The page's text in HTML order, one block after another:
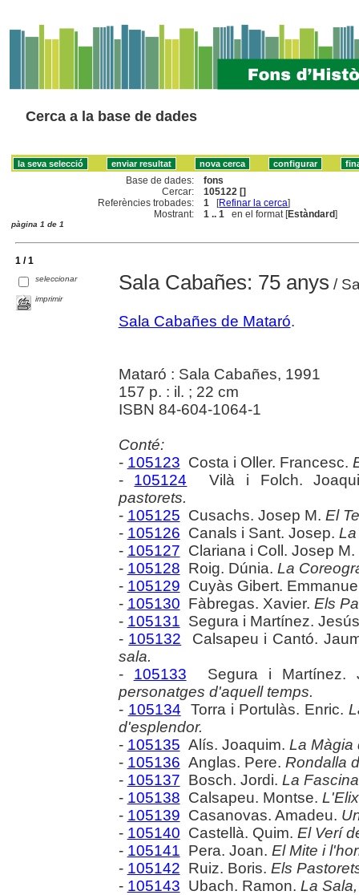
Cerca a la base de dades
Base de dades:
fons
Cercar:
105122 []
Referències trobades:
1 [Refinar la cerca]
Mostrant:
1 .. 1 en el format [Estàndard]
pàgina 1 de 1
1 / 1
seleccionar
imprimir
Sala Cabañes: 75 anys /
Sala Cabañes de Mataró.
Mataró : Sala Cabañes, 1991
157 p. : il. ; 22 cm
ISBN 84-604-1064-1
Conté:
- 105123 Costa i Oller. Francesc.
- 105124 Vilà i Folch.
pastorets.
- 105125 Cusachs. Josep M. El
- 105126 Canals i Sant. Josep.
- 105127 Clariana i Coll. Josep M.
- 105128 Roig. Dúnia. La
- 105129 Cuyàs Gibert.
- 105130 Fàbregas. Xavier. Els
- 105131 Segura i Martínez.
- 105132 Calsapeu i Cantó.
sala.
- 105133 Segura i Martínez.
personatges d'aquell temps.
- 105134 Torra i Portulàs. Enric.
d'esplendor.
- 105135 Alís. Joaquim. La Màgia
- 105136 Anglas. Pere. Rondalla
- 105137 Bosch. Jordi. La
- 105138 Calsapeu. Montse.
- 105139 Casanovas. Amadeu.
- 105140 Castellà. Quim. El Verí
- 105141 Pera. Joan. El Mite i
- 105142 Ruiz. Boris. Els
- 105143 Ubach. Ramon. La